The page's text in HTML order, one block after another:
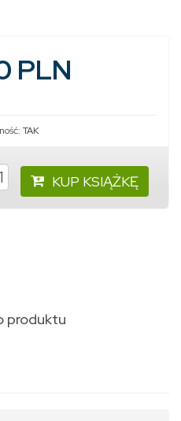
PLN
TAK
KUP KSIĄŻKĘ
produktu